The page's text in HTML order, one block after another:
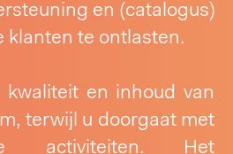
en (catalogus)
klanten te ontlasten.
kwaliteit en inhoud van
terwijl u doorgaat met
activiteiten. Het